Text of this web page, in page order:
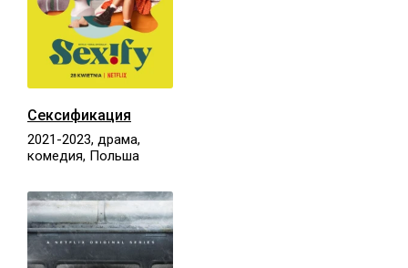
Сексификация
2021-2023, драма,
комедия, Польша